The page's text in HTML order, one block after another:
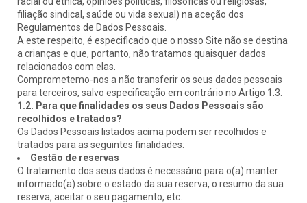
filiação sindical, saúde ou vida sexual) na aceção dos
Regulamentos de Dados Pessoais.
A este respeito, é especificado que o nosso Site não se destina
a crianças e que, portanto, não tratamos quaisquer dados
relacionados com elas.
Comprometemo-nos a não transferir os seus dados pessoais
para terceiros, salvo especificação em contrário no Artigo 1.3.
1.2. Para que finalidades os seus Dados Pessoais são
recolhidos e tratados?
Os Dados Pessoais listados acima podem ser recolhidos e
tratados para as seguintes finalidades:
Gestão de reservas
O tratamento dos seus dados é necessário para o(a) manter
informado(a) sobre o estado da sua reserva, o resumo da sua
reserva, aceitar o seu pagamento, etc.